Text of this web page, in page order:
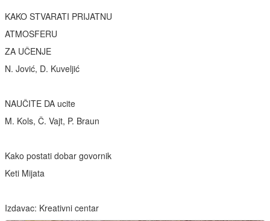
KAKO STVARATI PRIJATNU
ATMOSFERU
ZA UČENJE
N. Jović, D. Kuveljić
NAUČITE DA ucite
M. Kols, Č. Vajt, P. Braun
Kako postati dobar govornik
Keti Mijata
Izdavac: Kreativni centar